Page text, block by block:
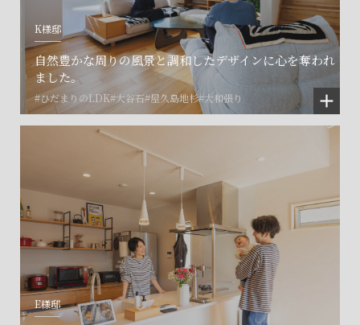
K様邸
自然豊かな周りの風景と調和したデザインに心を奪われ
ました。
#ひだまりのLDK#大谷石#屋久島地杉#大和張り
E様邸
©SET inc.